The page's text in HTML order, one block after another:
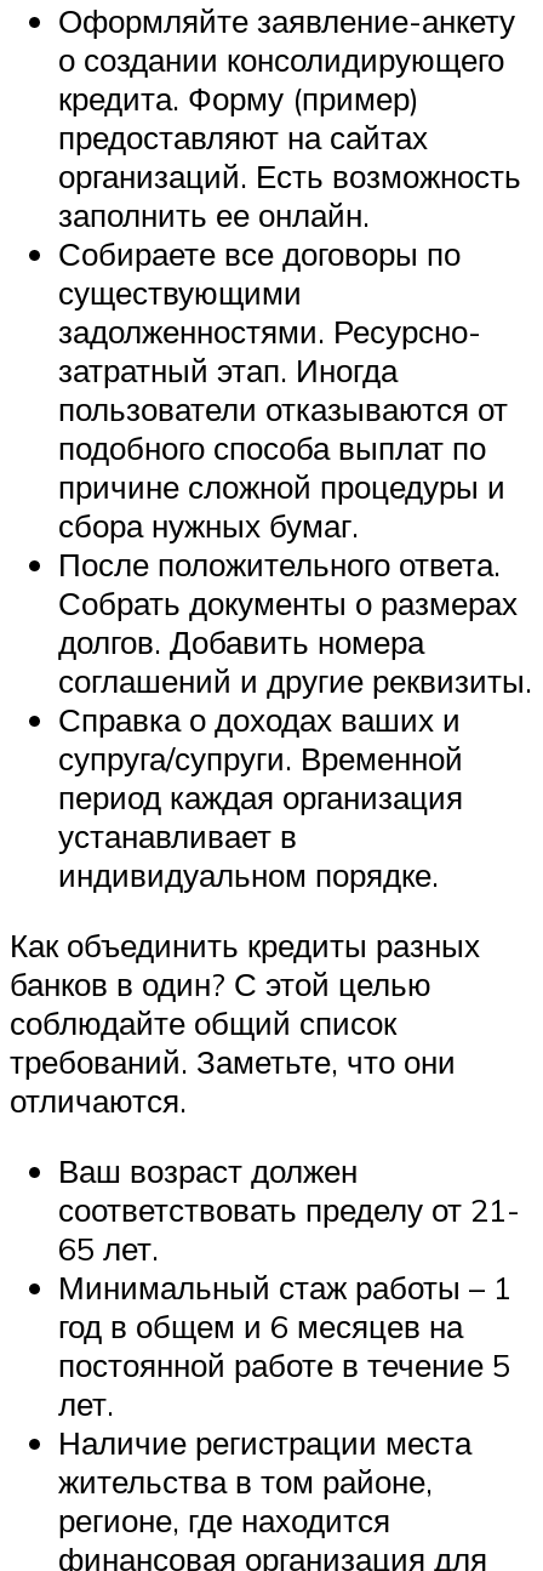
Оформляйте заявление-анкету
о создании консолидирующего
кредита. Форму (пример)
предоставляют на сайтах
организаций. Есть возможность
заполнить ее онлайн.
Собираете все договоры по
существующими
задолженностями. Ресурсно-
затратный этап. Иногда
пользователи отказываются от
подобного способа выплат по
причине сложной процедуры и
сбора нужных бумаг.
После положительного ответа.
Собрать документы о размерах
долгов. Добавить номера
соглашений и другие реквизиты.
Справка о доходах ваших и
супруга/супруги. Временной
период каждая организация
устанавливает в
индивидуальном порядке.
Как объединить кредиты разных
банков в один? С этой целью
соблюдайте общий список
требований. Заметьте, что они
отличаются.
Ваш возраст должен
соответствовать пределу от 21-
65 лет.
Минимальный стаж работы – 1
год в общем и 6 месяцев на
постоянной работе в течение 5
лет.
Наличие регистрации места
жительства в том районе,
регионе, где находится
финансовая организация для